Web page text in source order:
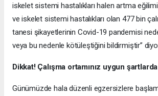
iskelet sistemi hastalıkları halen artma
ve iskelet sistemi hastalıkları olan 477 bin
tanesi şikayetlerinin Covid-19 pandemisi
veya bu nedenle kötüleştiğini bildirmiştir”
Dikkat! Çalışma ortamınız uygun
Günümüzde hala düzenli egzersizlere